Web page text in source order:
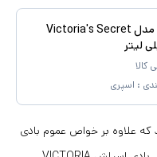
بادی اسپلش هیلدا بیوت مدل Victoria's Secret
کالا
: اسپری
علاوه بر خواص عموم بادی